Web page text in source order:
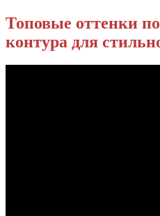
Топовые оттенки
контура для